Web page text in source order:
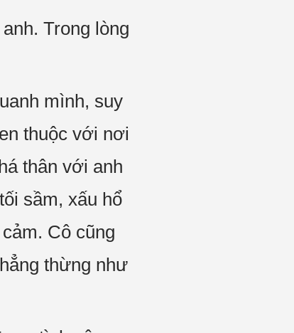
Trong lòng
mình, suy
thuộc với nơi
thân với anh
sầm, xấu hổ
Cô cũng
thừng như